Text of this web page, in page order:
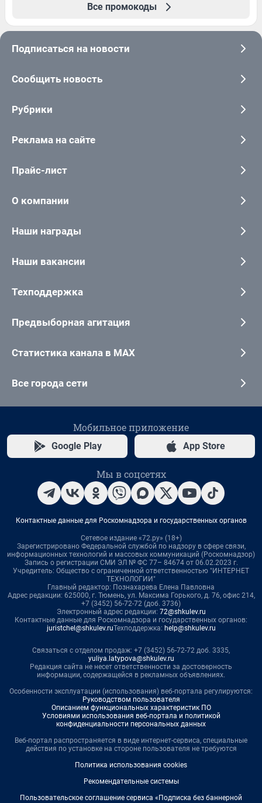
Все промокоды
Подписаться на новости
Сообщить новость
Рубрики
Реклама на сайте
Прайс-лист
О компании
Наши награды
Наши вакансии
Техподдержка
Предвыборная агитация
Статистика канала в MAX
Все города сети
Мобильное приложение
Google Play App Store
Мы в соцсетях
Контактные данные для Роскомнадзора и государственных органов
Сетевое издание «72.ру» (18+)
Зарегистрировано Федеральной службой по надзору в сфере связи,
информационных технологий и массовых коммуникаций (Роскомнадзор)
Запись о регистрации СМИ ЭЛ № ФС 77– 84674 от 06.02.2023 г.
Учредитель: Общество с ограниченной ответственностью "ИНТЕРНЕТ
ТЕХНОЛОГИИ"
Главный редактор: Познахарева Елена Павловна
Адрес редакции: 625000, г. Тюмень, ул. Максима Горького, д. 76, офис 214,
+7 (3452) 56-72-72 (доб. 3736)
Электронный адрес редакции: 72@shkulev.ru
Контактные данные для Роскомнадзора и государственных органов:
juristchel@shkulev.ruТехподдержка: help@shkulev.ru
Связаться с отделом продаж: +7 (3452) 56-72-72 доб. 3335,
yuliya.latypova@shkulev.ru
Редакция сайта не несет ответственности за достоверность
информации, содержащейся в рекламных объявлениях.
Особенности эксплуатации (использования) веб-портала регулируются:
Руководством пользователя
Описанием функциональных характеристик ПО
Условиями использования веб-портала и политикой
конфиденциальности персональных данных
Веб-портал распространяется в виде интернет-сервиса, специальные
действия по установке на стороне пользователя не требуются
Политика использования cookies
Рекомендательные системы
Пользовательское соглашение сервиса «Подписка без баннерной